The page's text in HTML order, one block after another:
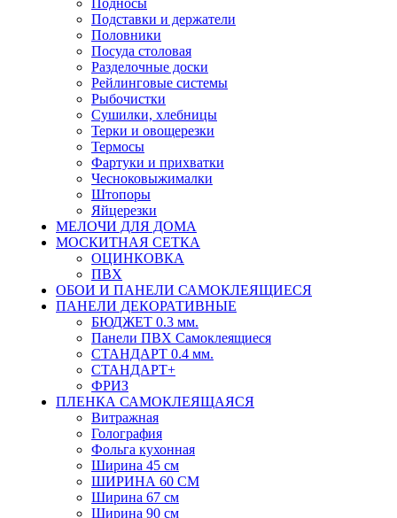
Подносы
Подставки и держатели
Половники
Посуда столовая
Разделочные доски
Рейлинговые системы
Рыбочистки
Сушилки, хлебницы
Терки и овощерезки
Термосы
Фартуки и прихватки
Чесноковыжималки
Штопоры
Яйцерезки
МЕЛОЧИ ДЛЯ ДОМА
МОСКИТНАЯ СЕТКА
ОЦИНКОВКА
ПВХ
ОБОИ И ПАНЕЛИ САМОКЛЕЯЩИЕСЯ
ПАНЕЛИ ДЕКОРАТИВНЫЕ
БЮДЖЕТ 0.3 мм.
Панели ПВХ Самоклеящиеся
СТАНДАРТ 0.4 мм.
СТАНДАРТ+
ФРИЗ
ПЛЕНКА САМОКЛЕЯЩАЯСЯ
Витражная
Голография
Фольга кухонная
Ширина 45 см
ШИРИНА 60 СМ
Ширина 67 см
Ширина 90 см